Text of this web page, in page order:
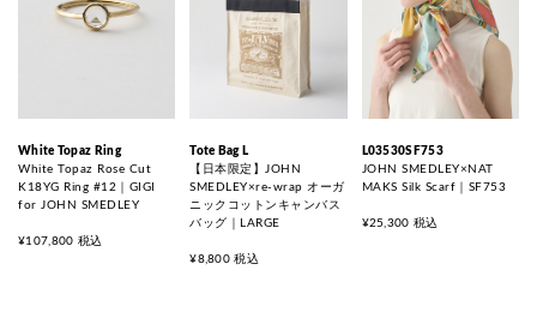
White Topaz Ring
White Topaz Rose Cut
K18YG Ring #12｜GIGI
for JOHN SMEDLEY
¥107,800 税込
Tote Bag L
【日本限定】JOHN
SMEDLEY×re-wrap オーガ
ニックコットンキャンバス
バッグ｜LARGE
¥8,800 税込
L03530SF753
JOHN SMEDLEY×NAT
MAKS Silk Scarf｜SF753
¥25,300 税込